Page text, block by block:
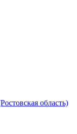
область)